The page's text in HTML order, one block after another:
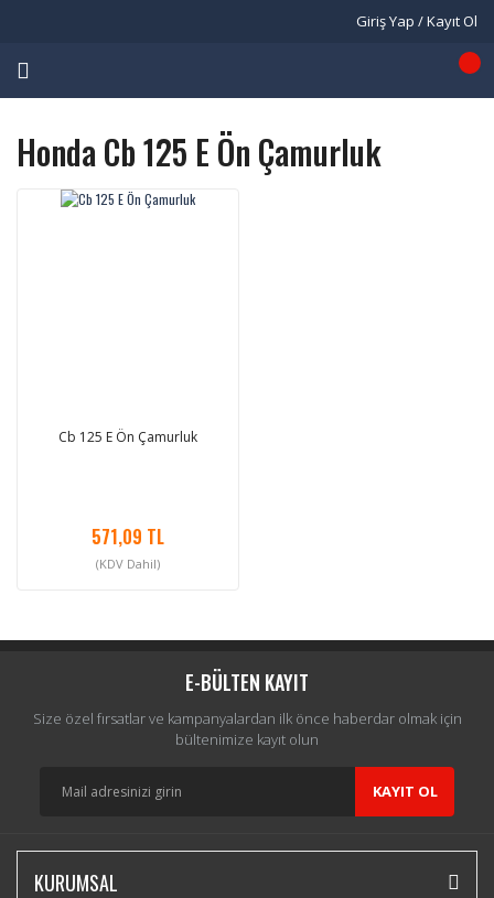
Giriş Yap / Kayıt Ol
Honda Cb 125 E Ön Çamurluk
Cb 125 E Ön Çamurluk
571,09 TL
(KDV Dahil)
E-BÜLTEN KAYIT
Size özel fırsatlar ve kampanyalardan ilk önce haberdar olmak için
bültenimize kayıt olun
KAYIT OL
KURUMSAL